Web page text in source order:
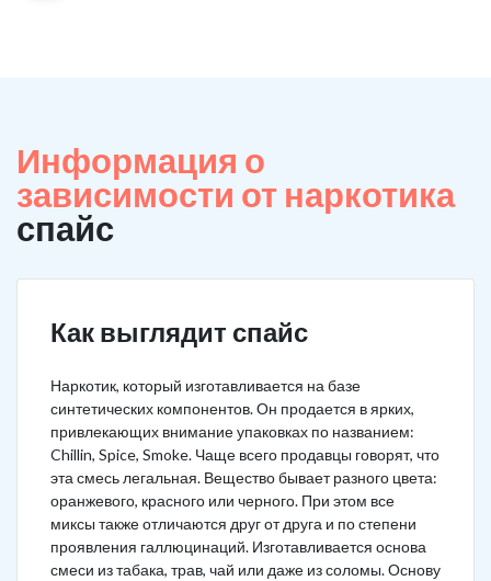
Информация о
зависимости от наркотика
спайс
Как выглядит спайс
Наркотик, который изготавливается на базе
синтетических компонентов. Он продается в ярких,
привлекающих внимание упаковках по названием:
Chillin, Spice, Smoke. Чаще всего продавцы говорят, что
эта смесь легальная. Вещество бывает разного цвета:
оранжевого, красного или черного. При этом все
миксы также отличаются друг от друга и по степени
проявления галлюцинаций. Изготавливается основа
смеси из табака, трав, чай или даже из соломы. Основу